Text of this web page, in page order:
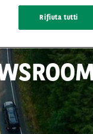
Rifiuta tutti